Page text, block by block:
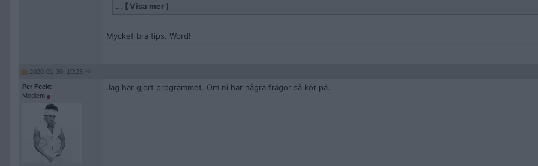
Konditionsträning
Powerwalks/promenader
… [ Visa mer ]
Mycket bra tips. Word!
2020-01-30, 10:23
Per Feckt
Medlem
Jag har gjort programmet. Om ni har några frågor så kör på.